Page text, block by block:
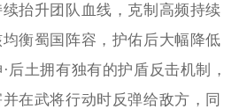
抬升团队血线，克制高频持续
衡蜀国阵容，护佑后大幅降低
后土拥有独有的护盾反击机制，
在武将行动时反弹给敌方，同